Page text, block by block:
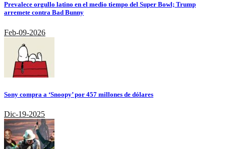
Prevalece orgullo latino en el medio tiempo del Super Bowl; Trump
arremete contra Bad Bunny
Feb-09-2026
Sony compra a ‘Snoopy’ por 457 millones de dólares
Dic-19-2025